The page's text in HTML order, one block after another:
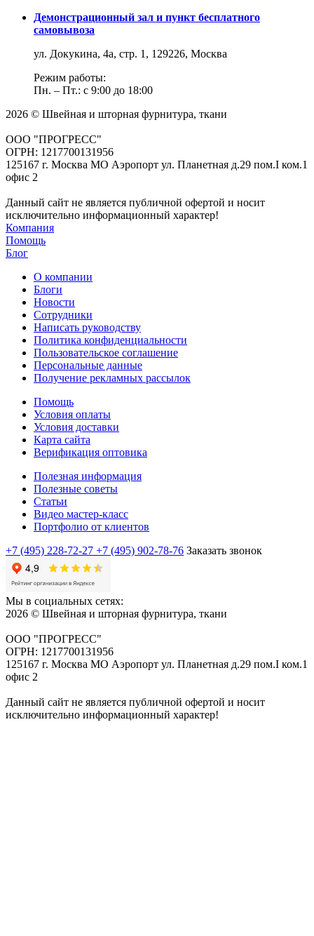
Демонстрационный зал и пункт бесплатного
самовывоза
ул. Докукина, 4а, стр. 1, 129226, Москва
Режим работы:
Пн. – Пт.: с 9:00 до 18:00
2026 © Швейная и шторная фурнитура, ткани
ООО "ПРОГРЕСС"
ОГРН: 1217700131956
125167 г. Москва МО Аэропорт ул. Планетная д.29 пом.I ком.1
офис 2
Данный сайт не является публичной офертой и носит
исключительно информационный характер!
Компания
Помощь
Блог
О компании
Блоги
Новости
Сотрудники
Написать руководству
Политика конфиденциальности
Пользовательское соглашение
Персональные данные
Получение рекламных рассылок
Помощь
Условия оплаты
Условия доставки
Карта сайта
Верификация оптовика
Полезная информация
Полезные советы
Статьи
Видео мастер-класс
Портфолио от клиентов
+7 (495) 228-72-27 +7 (495) 902-78-76 Заказать звонок
Мы в социальных сетях:
2026 © Швейная и шторная фурнитура, ткани
ООО "ПРОГРЕСС"
ОГРН: 1217700131956
125167 г. Москва МО Аэропорт ул. Планетная д.29 пом.I ком.1
офис 2
Данный сайт не является публичной офертой и носит
исключительно информационный характер!